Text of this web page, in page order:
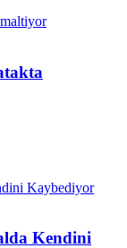
Kendini